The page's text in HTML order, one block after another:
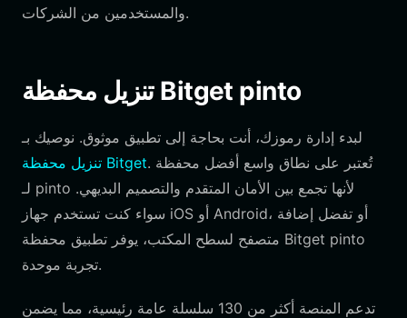
والمستخدمين من الشركات.
تنزيل محفظة Bitget pinto
لبدء إدارة رموزك، أنت بحاجة إلى تطبيق موثوق. نوصيك بـ
تنزيل محفظة Bitget. تُعتبر على نطاق واسع أفضل محفظة
لـ pinto لأنها تجمع بين الأمان المتقدم والتصميم البديهي.
سواء كنت تستخدم جهاز iOS أو Android، أو تفضل إضافة
متصفح لسطح المكتب، يوفر تطبيق محفظة Bitget pinto
تجربة موحدة.
تدعم المنصة أكثر من 130 سلسلة عامة رئيسية، مما يضمن